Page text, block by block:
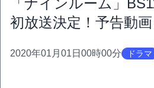
「ナインルーム」
初放送決定！予告動
2020年01月01日00時00分 ドラマ